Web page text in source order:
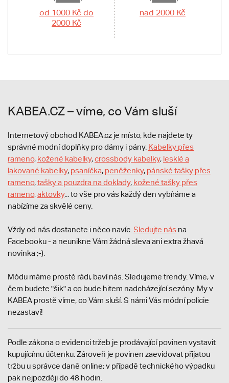
od 1000 Kč do
2000 Kč
nad 2000 Kč
KABEA.CZ – víme, co Vám sluší
Internetový obchod KABEA.cz je místo, kde najdete ty
správné modní doplňky pro dámy i pány. Kabelky přes
rameno, kožené kabelky,crossbody kabelky, lesklé a
lakované kabelky, psaníčka, peněženky, pánské tašky přes
rameno,tašky a pouzdra na doklady, kožené tašky přes
rameno,aktovky... to vše pro vás každý den vybíráme a
nabízíme za skvělé ceny.
Vždy od nás dostanete i něco navíc. Sledujte nás na
Facebooku - a neunikne Vám žádná sleva ani extra žhavá
novinka ;-).
Módu máme prostě rádi, baví nás. Sledujeme trendy. Víme, v
čem budete "šik" a co bude hitem nadcházející sezóny. My v
KABEA prostě víme, co Vám sluší. S námi Vás módní policie
nezastaví!
Podle zákona o evidenci tržeb je prodávající povinen vystavit
kupujícímu účtenku. Zároveň je povinen zaevidovat přijatou
tržbu u správce daně online; v případě technického výpadku
pak nejpozději do 48 hodin.